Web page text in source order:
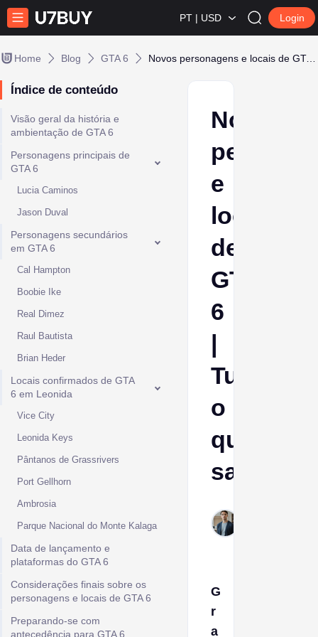
PT | USD Login
Home Blog GTA 6 Novos personagens e locais de GTA 6 | Tudo o que sabemos
Índice de conteúdo
Visão geral da história e
ambientação de GTA 6
Personagens principais de
GTA 6
Lucia Caminos
Jason Duval
Personagens secundários
em GTA 6
Cal Hampton
Boobie Ike
Real Dimez
Raul Bautista
Brian Heder
Locais confirmados de GTA
6 em Leonida
Vice City
Leonida Keys
Pântanos de Grassrivers
Port Gellhorn
Ambrosia
Parque Nacional do Monte Kalaga
Data de lançamento e
plataformas do GTA 6
Considerações finais sobre os
personagens e locais de GTA 6
Preparando-se com
antecedência para GTA 6
Novos
e
locais
de
GTA
6
|
Tudo
o
que
sabemos
G
r
a